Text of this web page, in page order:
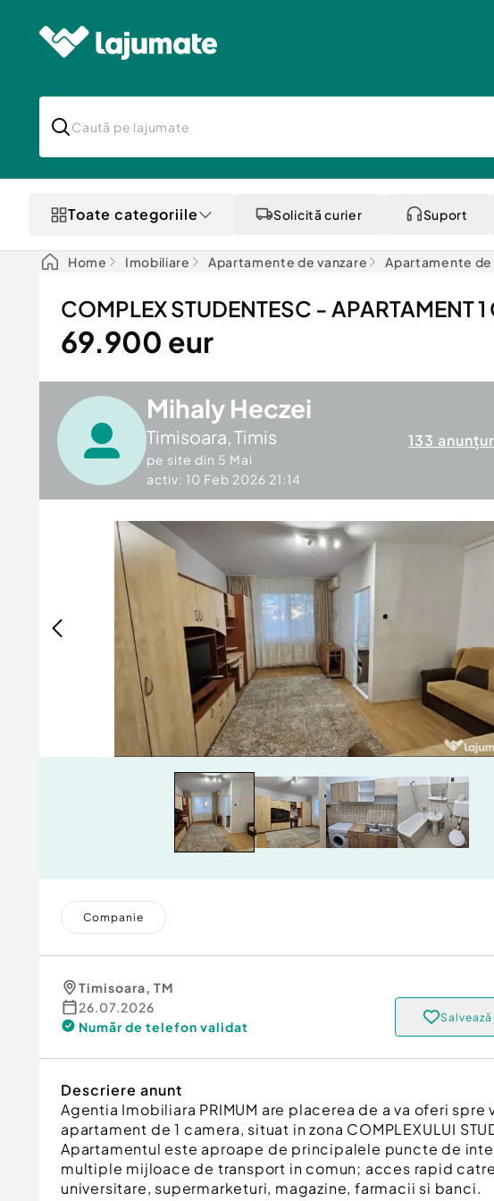
Toate categoriile Solicită curier Suport
Home Imobiliare Apartamente de vanzare Apartamente de
COMPLEX STUDENTESC -
69.900 eur
Mihaly Heczei
Timisoara,Timis
pe site din 5 Mai
activ: 10 Feb 2026 21:14
133
Companie
Timisoara, TM
26.07.2026
Număr de telefon validat
Descriere anunt
Agentia Imobiliara PRIMUM are placerea de a va oferi spre
apartament de 1 camera, situat in zona COMPLEXULUI
Apartamentul este aproape de principalele puncte de
multiple mijloace de transport in comun; acces rapid
universitare, supermarketuri, magazine, farmacii si banci.